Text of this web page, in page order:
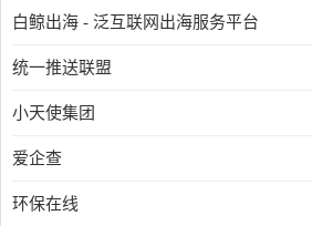
白鲸出海 - 泛互联网出海服务平台
统一推送联盟
小天使集团
爱企查
环保在线